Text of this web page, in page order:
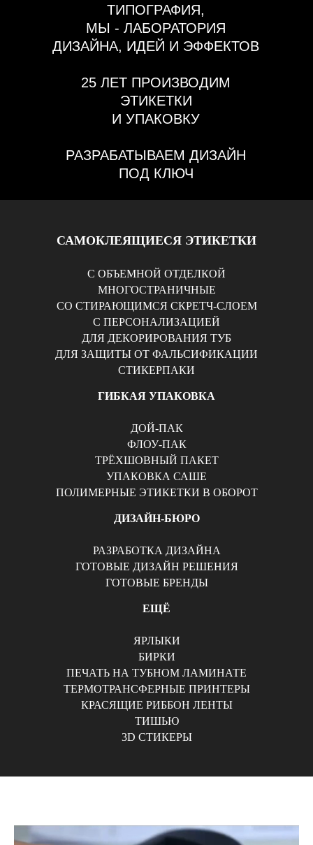
ТИПОГРАФИЯ,
МЫ - ЛАБОРАТОРИЯ
ДИЗАЙНА, ИДЕЙ И ЭФФЕКТОВ
25 ЛЕТ ПРОИЗВОДИМ
ЭТИКЕТКИ
И УПАКОВКУ
РАЗРАБАТЫВАЕМ ДИЗАЙН
ПОД КЛЮЧ
И ТАКТИЛЬНЫЕ ЭФФЕКТЫ
САМОКЛЕЯЩИЕСЯ ЭТИКЕТКИ
С ОБЪЕМНОЙ ОТДЕЛКОЙ
МНОГОСТРАНИЧНЫЕ
СО СТИРАЮЩИМСЯ СКРЕТЧ-СЛОЕМ
С ПЕРСОНАЛИЗАЦИЕЙ
ДЛЯ ДЕКОРИРОВАНИЯ ТУБ
ДЛЯ ЗАЩИТЫ ОТ ФАЛЬСИФИКАЦИИ
СТИКЕРПАКИ
ГИБКАЯ УПАКОВКА
ДОЙ-ПАК
ФЛОУ-ПАК
ТРЁХШОВНЫЙ ПАКЕТ
УПАКОВКА САШЕ
ПОЛИМЕРНЫЕ ЭТИКЕТКИ В ОБОРОТ
ДИЗАЙН-БЮРО
РАЗРАБОТКА ДИЗАЙНА
ГОТОВЫЕ ДИЗАЙН РЕШЕНИЯ
ГОТОВЫЕ БРЕНДЫ
ЕЩЁ
ЯРЛЫКИ
БИРКИ
ПЕЧАТЬ НА ТУБНОМ ЛАМИНАТЕ
ТЕРМОТРАНСФЕРНЫЕ ПРИНТЕРЫ
КРАСЯЩИЕ РИББОН ЛЕНТЫ
ТИШЬЮ
3D СТИКЕРЫ